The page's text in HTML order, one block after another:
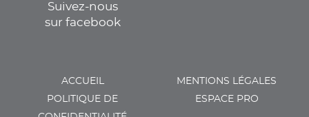
Suivez-nous
sur facebook
ACCUEIL
MENTIONS LÉGALES
POLITIQUE DE
ESPACE PRO